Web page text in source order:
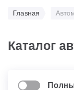
Главная
Каталог